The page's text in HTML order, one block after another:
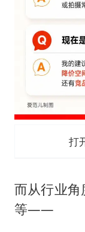
打
而从行业
等——